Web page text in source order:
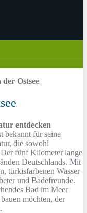
Ostsee
entdecken
bekannt für seine
die sowohl
fünf Kilometer lange
Deutschlands. Mit
türkisfarbenen Wasser
und Badefreunde.
Bad im Meer
möchten, der